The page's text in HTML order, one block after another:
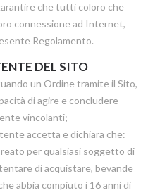
che tutti coloro che
connessione ad Internet,
Regolamento.
DEL SITO
un Ordine tramite il Sito,
di agire e concludere
vincolanti;
accetta e dichiara che:
per qualsiasi soggetto di
di acquistare, bevande
abbia compiuto i 16 anni di